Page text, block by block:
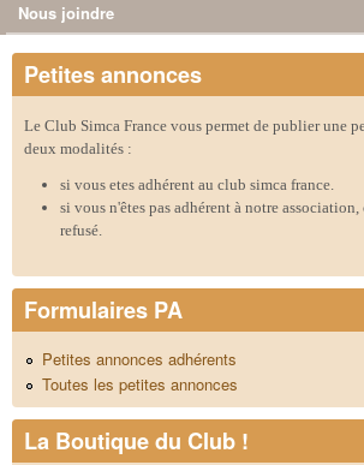
Nous joindre
Petites annonces
Le Club Simca France vous permet de publier une
deux modalités :
si vous etes adhérent au club simca france.
si vous n'êtes pas adhérent à notre
refusé.
Formulaires PA
Petites annonces adhérents
Toutes les petites annonces
La Boutique du Club !